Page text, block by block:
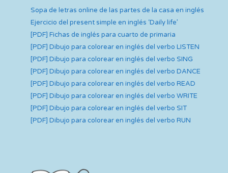
Sopa de letras online de las partes de la casa en inglés
Ejercicio del present simple en inglés ‘Daily life’
[PDF] Fichas de inglés para cuarto de primaria
[PDF] Dibujo para colorear en inglés del verbo LISTEN
[PDF] Dibujo para colorear en inglés del verbo SING
[PDF] Dibujo para colorear en inglés del verbo DANCE
[PDF] Dibujo para colorear en inglés del verbo READ
[PDF] Dibujo para colorear en inglés del verbo WRITE
[PDF] Dibujo para colorear en inglés del verbo SIT
[PDF] Dibujo para colorear en inglés del verbo RUN